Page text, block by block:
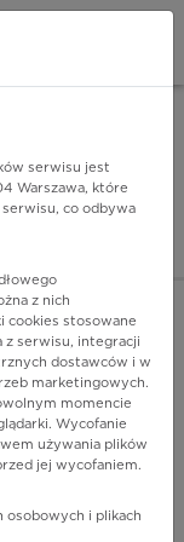
serwisu jest
Warszawa, które
co odbywa
z nich
cookies stosowane
z serwisu, integracji
dostawców i w
marketingowych.
momencie
Wycofanie
używania plików
jej wycofaniem.
osobowych i plikach
INSTALUJ